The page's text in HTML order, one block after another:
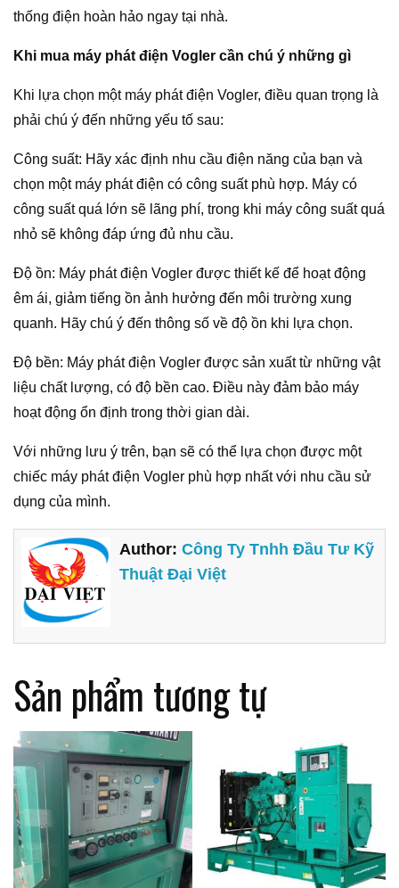
thống điện hoàn hảo ngay tại nhà.
Khi mua máy phát điện Vogler cần chú ý những gì
Khi lựa chọn một máy phát điện Vogler, điều quan trọng là
phải chú ý đến những yếu tố sau:
Công suất: Hãy xác định nhu cầu điện năng của bạn và
chọn một máy phát điện có công suất phù hợp. Máy có
công suất quá lớn sẽ lãng phí, trong khi máy công suất quá
nhỏ sẽ không đáp ứng đủ nhu cầu.
Độ ồn: Máy phát điện Vogler được thiết kế để hoạt động
êm ái, giảm tiếng ồn ảnh hưởng đến môi trường xung
quanh. Hãy chú ý đến thông số về độ ồn khi lựa chọn.
Độ bền: Máy phát điện Vogler được sản xuất từ những vật
liệu chất lượng, có độ bền cao. Điều này đảm bảo máy
hoạt động ổn định trong thời gian dài.
Với những lưu ý trên, bạn sẽ có thể lựa chọn được một
chiếc máy phát điện Vogler phù hợp nhất với nhu cầu sử
dụng của mình.
Author:Công Ty Tnhh Đầu Tư Kỹ
Thuật Đại Việt
Sản phẩm tương tự